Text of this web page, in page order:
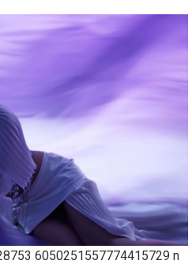
6050251557774415729 n